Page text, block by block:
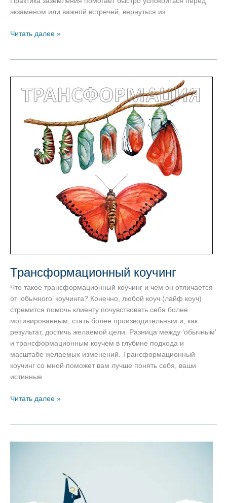
экзаменом или важной встречей, вернуться из
Как
Читать далее »
Трансформационный коучинг
Что такое трансформационный коучинг и чем он отличается
от ‘обычного’ коучинга? Конечно, любой коуч (лайф коуч)
стремится помочь клиенту почувствовать себя более
мотивированным, стать более производительным и, как
результат, достичь желаемой цели. Разница между ‘обычным’
и трансформационным коучем в глубине подхода и
масштабе желаемых изменений. Трансформационный
коучинг со мной поможет вам лучше понять себя, ваши
истинные
Трансформационный
Читать далее »